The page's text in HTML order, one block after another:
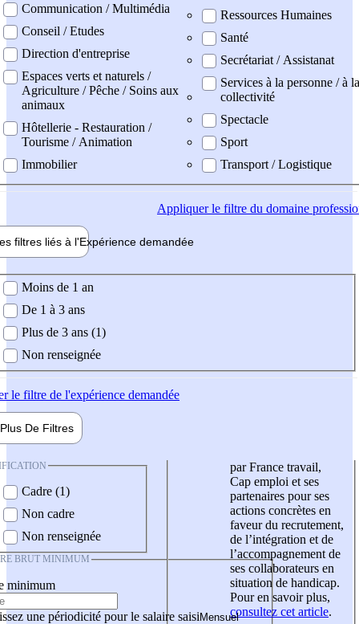
Communication / Multimédia
Conseil / Etudes
Direction d'entreprise
Espaces verts et naturels /
Agriculture / Pêche / Soins aux
animaux
Hôtellerie - Restauration /
Tourisme / Animation
Immobilier
Ressources Humaines
Santé
Secrétariat / Assistanat
Services à la personne / à la
collectivité
Spectacle
Sport
Transport / Logistique
Appliquerle filtre du domaine
filtres liés à l'Expérience demandée
demandée
Moins de 1 an
De 1 à 3 ans
Plus de 3 ans (1)
Non renseignée
le filtre de l'expérience demandée
Plus De Filtres
Cadre (1)
Non cadre
Non renseignée
BRUT MINIMUM
minimum
une périodicité pour le salaire saisi
par France travail,
Cap emploi et ses
partenaires pour ses
actions concrètes en
faveur du recrutement,
de l’intégration et de
l’accompagnement de
ses collaborateurs en
situation de handicap.
Pour en savoir plus,
consultez cet article.